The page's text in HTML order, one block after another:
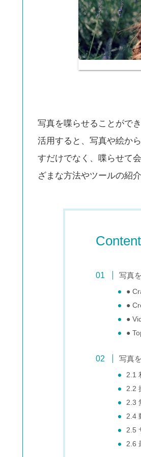
写真を喋らせることがで
活用すると、写真や絵か
すだけでなく、喋らせて
ざまな方法やツールの紹
写真
●
●
●
●
写真
2.1
2.2
2.3
2.4
2.5
2.6